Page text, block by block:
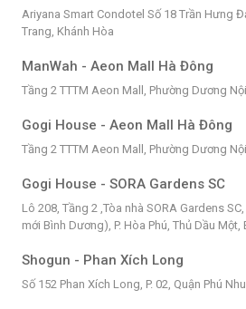
Ariyana Smart Condotel Số 18 Trần Hưng
Trang, Khánh Hòa
ManWah - Aeon Mall Hà Đông
Tầng 2 TTTM Aeon Mall, Phường Dương
Gogi House - Aeon Mall Hà Đông
Tầng 2 TTTM Aeon Mall, Phường Dương
Gogi House - SORA Gardens SC
Lô 208, Tầng 2 ,Tòa nhà SORA Gardens
mới Bình Dương), P. Hòa Phú, Thủ Dầu Một,
Shogun - Phan Xích Long
Số 152 Phan Xích Long, P. 02, Quận Phú